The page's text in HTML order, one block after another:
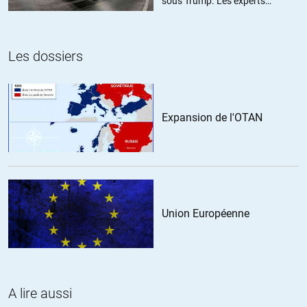
Je vois quand même une petite différence, Mélenchon s’est
smaksing//14.03.2016 à 11h00
Mélenchon s’est échappé du parti socialiste et refuse même de
jouer le jeu des primaires… Pour ces deux raisons, on ne peut pas
+9 ALERTER
Téhèf//14.03.2016 à 17h51
Contrairement à ce que Mélenchon avait promi chez Ruquier, il a
Les dossiers
Expansion de l'OTAN
Union Européenne
A lire aussi